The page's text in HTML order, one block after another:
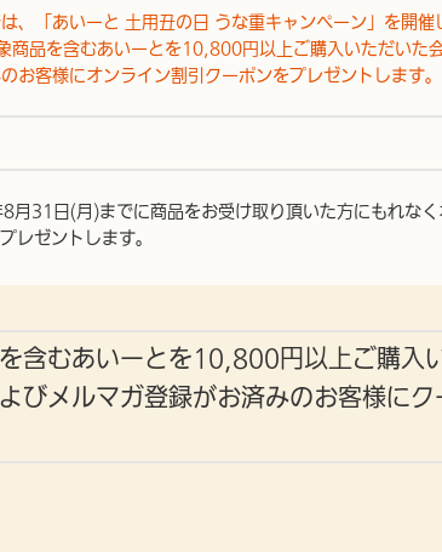
、「あいーと 土用丑の日 うな重キャンペーン」を開催
商品を含むあいーとを10,800円以上ご購入いただいた
お客様にオンライン割引クーポンをプレゼントします。
31日(月)までに商品をお受け取り頂いた方にもれなく
レゼントします。
含むあいーとを10,800円以上ご購入
びメルマガ登録がお済みのお客様にク